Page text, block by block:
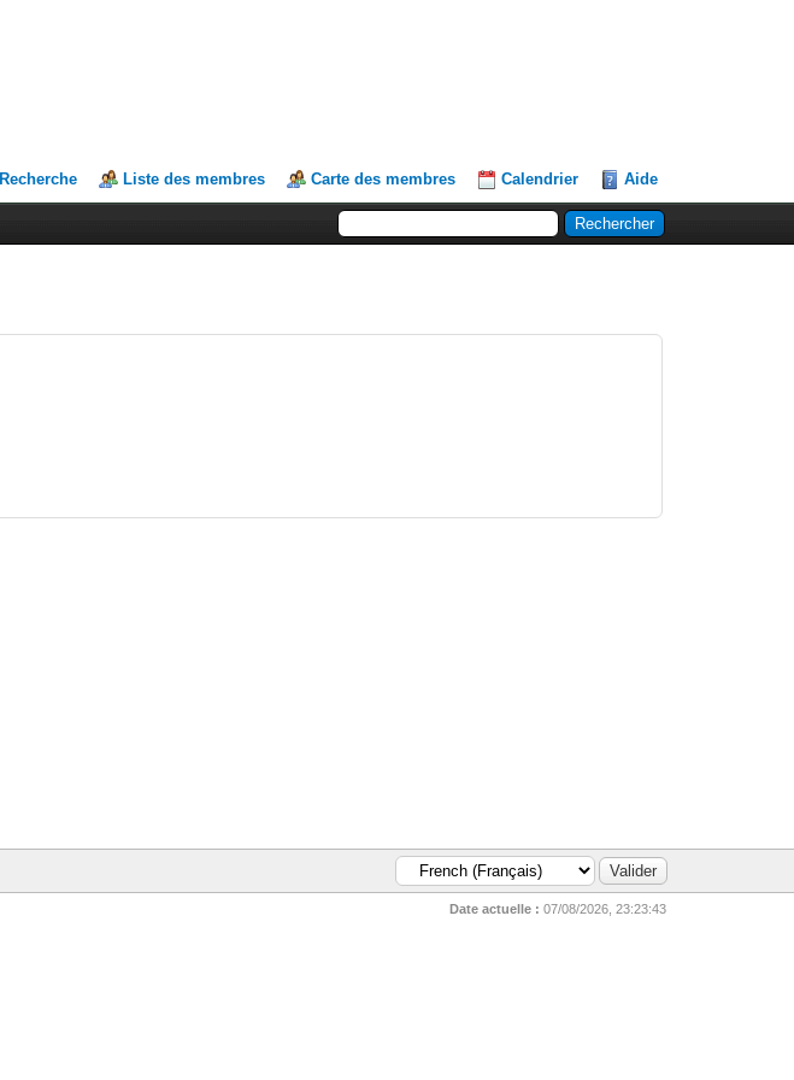
Recherche Liste des membres Carte des membres Calendrier Aide
Date actuelle : 07/08/2026, 23:23:43